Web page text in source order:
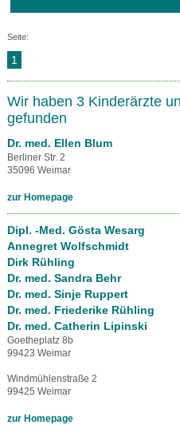
Seite:
1
Wir haben 3 Kinderärzte
gefunden
Dr. med. Ellen Blum
Berliner Str. 2
35096 Weimar
zur Homepage
Dipl. -Med. Gösta Wesarg
Annegret Wolfschmidt
Dirk Rühling
Dr. med. Sandra Behr
Dr. med. Sinje Ruppert
Dr. med. Friederike Rühling
Dr. med. Catherin Lipinski
Goetheplatz 8b
99423 Weimar
Windmühlenstraße 2
99425 Weimar
zur Homepage